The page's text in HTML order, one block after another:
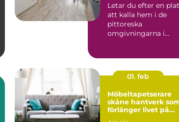
Letar du efter en
att kalla hem i de
pittoreska
omgivningarna i
01. feb
Möbeltapetserare
skåne hantverk som
förlänger livet på